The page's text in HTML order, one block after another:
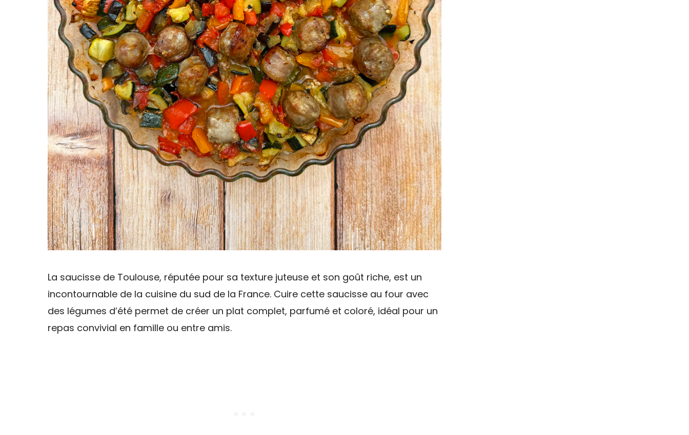
La saucisse de Toulouse, réputée pour sa texture juteuse et son goût riche, est un
incontournable de la cuisine du sud de la France. Cuire cette saucisse au four avec
des légumes d’été permet de créer un plat complet, parfumé et coloré, idéal pour un
repas convivial en famille ou entre amis.